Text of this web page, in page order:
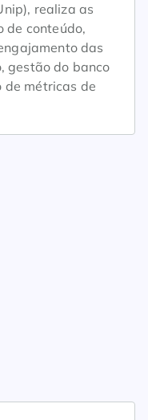
realiza as
de conteúdo,
das
gestão do banco
de métricas de